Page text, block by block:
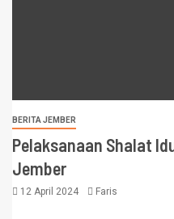
BERITA JEMBER
Pelaksanaan Shalat
Jember
12 April 2024 Faris